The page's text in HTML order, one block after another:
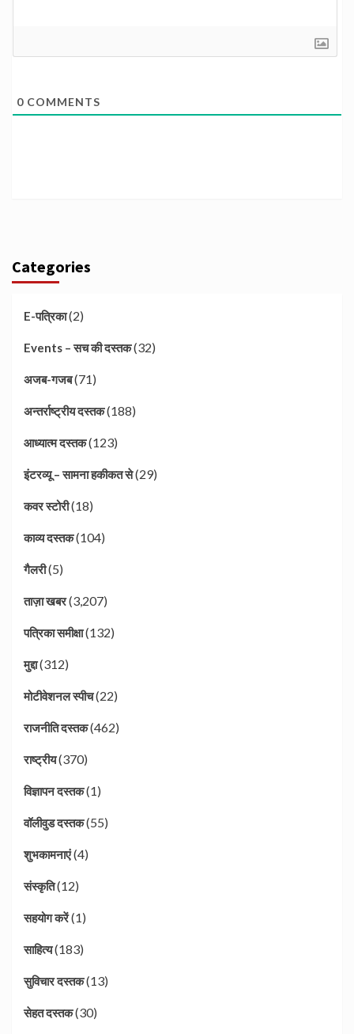
0 COMMENTS
Categories
E-पत्रिका(2)
Events – सच की दस्तक(32)
अजब-गजब(71)
अन्तर्राष्ट्रीय दस्तक(188)
आध्यात्म दस्तक(123)
इंटरव्यू – सामना हकीकत से(29)
कवर स्टोरी(18)
काव्य दस्तक(104)
गैलरी(5)
ताज़ा खबर(3,207)
पत्रिका समीक्षा(132)
मुद्दा(312)
मोटीवेशनल स्पीच(22)
राजनीति दस्तक(462)
राष्ट्रीय(370)
विज्ञापन दस्तक(1)
वॉलीवुड दस्तक(55)
शुभकामनाएं(4)
संस्कृति(12)
सहयोग करें(1)
साहित्य(183)
सुविचार दस्तक(13)
सेहत दस्तक(30)